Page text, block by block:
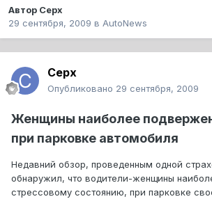
Автор Cepx
29 сентября, 2009 в AutoNews
Cepx
Опубликовано 29 сентября, 2009
Женщины наиболее
при парковке автомобиля
Недавний обзор, проведенным одной
обнаружил, что водители-женщины
стрессовому состоянию, при парковке